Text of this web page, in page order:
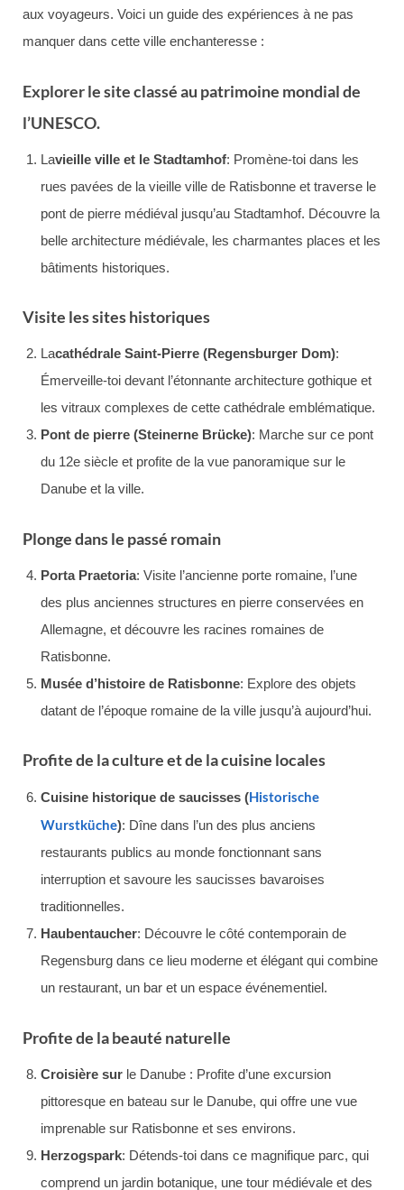
aux voyageurs. Voici un guide des expériences à ne pas
manquer dans cette ville enchanteresse :
Explorer le site classé au patrimoine mondial de
l’UNESCO.
Lavieille ville et le Stadtamhof: Promène-toi dans les
rues pavées de la vieille ville de Ratisbonne et traverse le
pont de pierre médiéval jusqu’au Stadtamhof. Découvre la
belle architecture médiévale, les charmantes places et les
bâtiments historiques.
Visite les sites historiques
Lacathédrale Saint-Pierre (Regensburger Dom):
Émerveille-toi devant l’étonnante architecture gothique et
les vitraux complexes de cette cathédrale emblématique.
Pont de pierre (Steinerne Brücke): Marche sur ce pont
du 12e siècle et profite de la vue panoramique sur le
Danube et la ville.
Plonge dans le passé romain
Porta Praetoria: Visite l’ancienne porte romaine, l’une
des plus anciennes structures en pierre conservées en
Allemagne, et découvre les racines romaines de
Ratisbonne.
Musée d’histoire de Ratisbonne: Explore des objets
datant de l’époque romaine de la ville jusqu’à aujourd’hui.
Profite de la culture et de la cuisine locales
Cuisine historique de saucisses (Historische
Wurstküche): Dîne dans l’un des plus anciens
restaurants publics au monde fonctionnant sans
interruption et savoure les saucisses bavaroises
traditionnelles.
Haubentaucher: Découvre le côté contemporain de
Regensburg dans ce lieu moderne et élégant qui combine
un restaurant, un bar et un espace événementiel.
Profite de la beauté naturelle
Croisière sur le Danube : Profite d’une excursion
pittoresque en bateau sur le Danube, qui offre une vue
imprenable sur Ratisbonne et ses environs.
Herzogspark: Détends-toi dans ce magnifique parc, qui
comprend un jardin botanique, une tour médiévale et des